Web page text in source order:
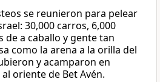
se reunieron para pelear
30,000 carros, 6,000
de a caballo y gente tan
como la arena a la orilla del
y acamparon en
oriente de Bet Avén.